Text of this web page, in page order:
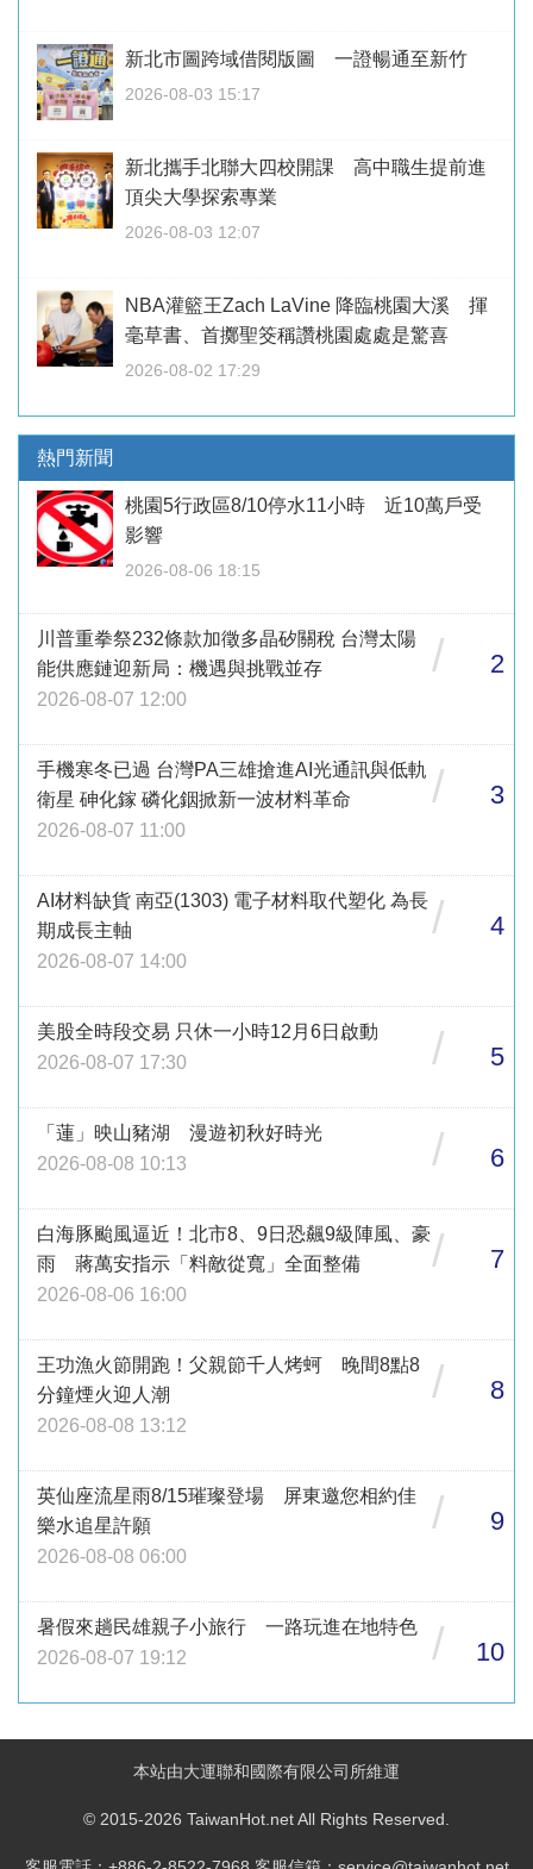
新北市圖跨域借閱版圖 一證暢通至新竹
2026-08-03 15:17
新北攜手北聯大四校開課 高中職生提前進
頂尖大學探索專業
2026-08-03 12:07
NBA灌籃王Zach LaVine 降臨桃園大溪 揮
毫草書、首擲聖筊稱讚桃園處處是驚喜
2026-08-02 17:29
熱門新聞
桃園5行政區8/10停水11小時 近10萬戶受
影響
2026-08-06 18:15
川普重拳祭232條款加徵多晶矽關稅 台灣太陽
能供應鏈迎新局：機遇與挑戰並存
2026-08-07 12:00
/ 2
手機寒冬已過 台灣PA三雄搶進AI光通訊與低軌
衛星 砷化鎵 磷化銦掀新一波材料革命
2026-08-07 11:00
/ 3
AI材料缺貨 南亞(1303) 電子材料取代塑化 為長
期成長主軸
2026-08-07 14:00
/ 4
美股全時段交易 只休一小時12月6日啟動
2026-08-07 17:30
/ 5
「蓮」映山豬湖 漫遊初秋好時光
2026-08-08 10:13
/ 6
白海豚颱風逼近！北市8、9日恐飆9級陣風、豪
雨 蔣萬安指示「料敵從寬」全面整備
2026-08-06 16:00
/ 7
王功漁火節開跑！父親節千人烤蚵 晚間8點8
分鐘煙火迎人潮
2026-08-08 13:12
/ 8
英仙座流星雨8/15璀璨登場 屏東邀您相約佳
樂水追星許願
2026-08-08 06:00
/ 9
暑假來趟民雄親子小旅行 一路玩進在地特色
2026-08-07 19:12
/ 10
本站由大運聯和國際有限公司所維運
© 2015-2026 TaiwanHot.net All Rights Reserved.